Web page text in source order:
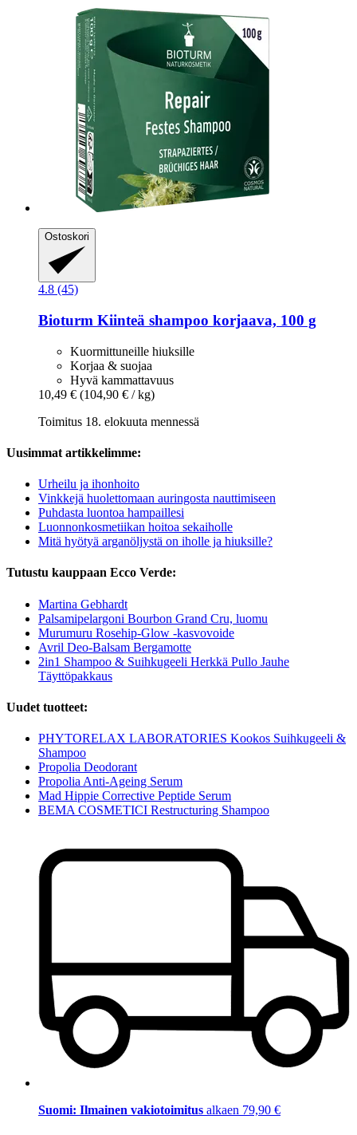
Ostoskori
4.8 (45)
Bioturm Kiinteä shampoo korjaava, 100 g
Kuormittuneille hiuksille
Korjaa & suojaa
Hyvä kammattavuus
10,49 € (104,90 € / kg)
Toimitus 18. elokuuta mennessä
Uusimmat artikkelimme:
Urheilu ja ihonhoito
Vinkkejä huolettomaan auringosta nauttimiseen
Puhdasta luontoa hampaillesi
Luonnonkosmetiikan hoitoa sekaiholle
Mitä hyötyä arganöljystä on iholle ja hiuksille?
Tutustu kauppaan Ecco Verde:
Martina Gebhardt
Palsamipelargoni Bourbon Grand Cru, luomu
Murumuru Rosehip-Glow -kasvovoide
Avril Deo-Balsam Bergamotte
2in1 Shampoo & Suihkugeeli Herkkä Pullo Jauhe
Täyttöpakkaus
Uudet tuotteet:
PHYTORELAX LABORATORIES Kookos Suihkugeeli &
Shampoo
Propolia Deodorant
Propolia Anti-Ageing Serum
Mad Hippie Corrective Peptide Serum
BEMA COSMETICI Restructuring Shampoo
Suomi: Ilmainen vakiotoimitus alkaen 79,90 €